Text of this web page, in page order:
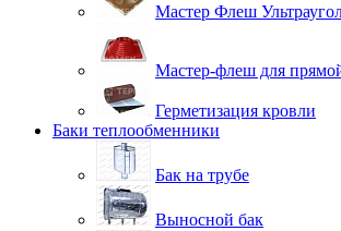
Мастер Флеш
Мастер-флеш для
Герметизация кровли
Баки теплообменники
Бак на трубе
Выносной бак